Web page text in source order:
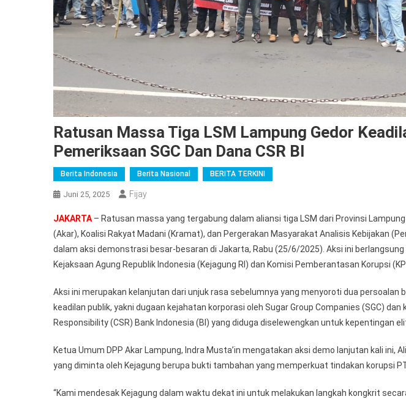
Ratusan Massa Tiga LSM Lampung Gedor
Pemeriksaan SGC Dan Dana CSR BI
Berita Indonesia Berita Nasional BERITA TERKINI
Juni 25, 2025 Fijay
JAKARTA– Ratusan massa yang tergabung dalam aliansi tiga LSM dari Provinsi
(Akar), Koalisi Rakyat Madani (Kramat), dan Pergerakan Masyarakat Analisis Kebijakan
dalam aksi demonstrasi besar-besaran di Jakarta, Rabu (25/6/2025). Aksi ini
Kejaksaan Agung Republik Indonesia (Kejagung RI) dan Komisi Pemberantasan Korupsi
Aksi ini merupakan kelanjutan dari unjuk rasa sebelumnya yang menyoroti dua persoalan
keadilan publik, yakni dugaan kejahatan korporasi oleh Sugar Group Companies (SGC) dan
Responsibility (CSR) Bank Indonesia (BI) yang diduga diselewengkan untuk kepentingan
Ketua Umum DPP Akar Lampung, Indra Musta’in mengatakan aksi demo lanjutan kali ini,
yang diminta oleh Kejagung berupa bukti tambahan yang memperkuat tindakan korupsi
“Kami mendesak Kejagung dalam waktu dekat ini untuk melakukan langkah kongkrit